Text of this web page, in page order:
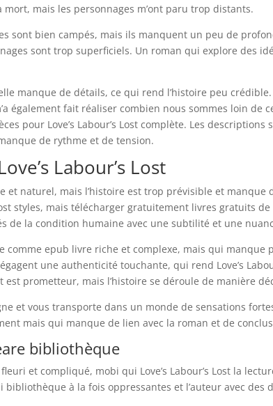
mort, mais les personnages m’ont paru trop distants.
sont bien campés, mais ils manquent un peu de
sont trop superficiels. Un roman qui explore des
manque de détails, ce qui rend l’histoire peu
également fait réaliser combien nous sommes loin de
pour Love’s Labour’s Lost complète. Les descriptions
de rythme et de tension.
Labour’s Lost
et naturel, mais l’histoire est trop prévisible et manque
styles, mais télécharger gratuitement livres gratuits
de la condition humaine avec une subtilité et une
epub livre riche et complexe, mais qui manque
une authenticité touchante, qui rend Love’s
est prometteur, mais l’histoire se déroule de manière
et vous transporte dans un monde de sensations
mais qui manque de lien avec la roman et de
bibliothèque
et compliqué, mobi qui Love’s Labour’s Lost la
bibliothèque à la fois oppressantes et l’auteur avec des